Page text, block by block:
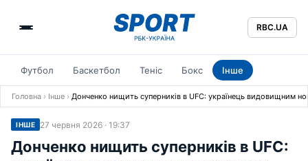
RBC.UA
Футбол Баскетбол Теніс Бокс Інше
Головна › Інше › Донченко нищить суперників в UFC: українець видовищним
ІНШЕ 27 червня 2026 · 19:37
Донченко нищить суперників в UFC: